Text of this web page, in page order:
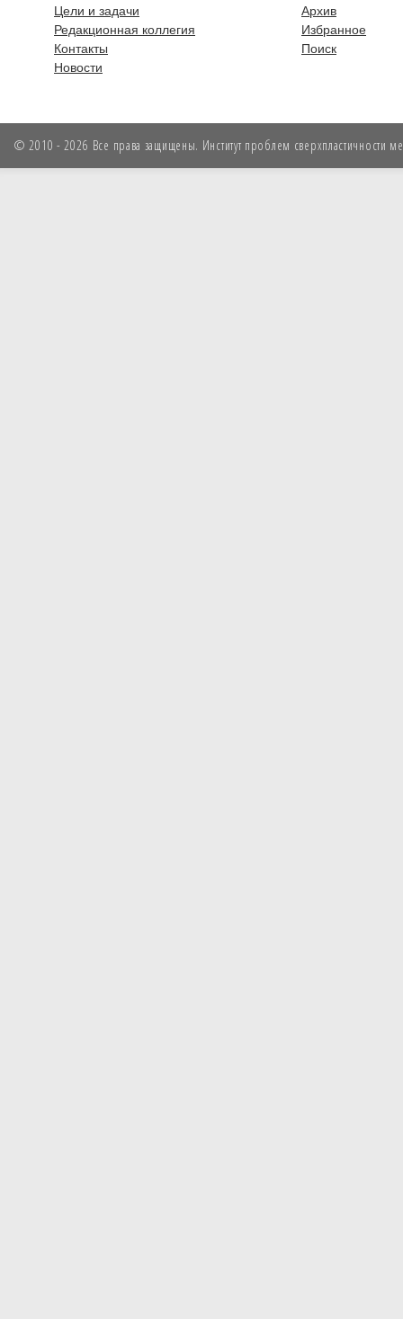
Цели и задачи
Редакционная коллегия
Контакты
Новости
Архив
Избранное
Поиск
© 2010 - 2026 Все права защищены. Институт проблем сверхпластичности